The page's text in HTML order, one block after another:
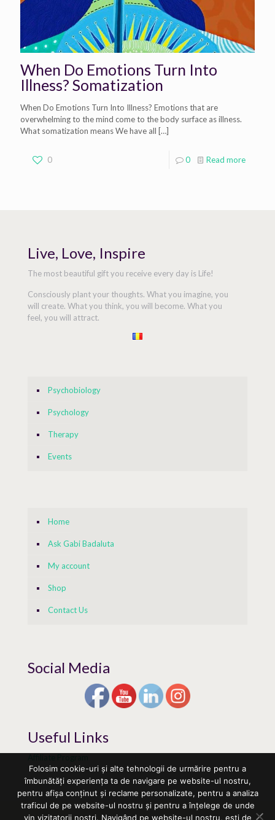
When Do Emotions Turn Into
Illness? Somatization
When Do Emotions Turn Into Illness? Emotions that are
overwhelming to the mind come to the body surface as illness.
What somatization means We have all […]
0 0 Read more
Live, Love, Inspire
The most beautiful gift you receive every day is Life!
Consciously plant your thoughts. What you imagine, you
will create. What you think, you will become. What you
feel, you will attract.
Psychobiology
Psychology
Therapy
Events
Home
Ask Gabi Badaluta
My account
Shop
Contact Us
Social Media
Useful Links
Folosim cookie-uri și alte tehnologii de urmărire pentru a
îmbunătăți experiența ta de navigare pe website-ul nostru,
pentru afișa conținut și reclame personalizate, pentru a analiza
traficul de pe website-ul nostru și pentru a înțelege de unde
vin vizitatorii noștri. Navigând pe website-ul nostru, ești de